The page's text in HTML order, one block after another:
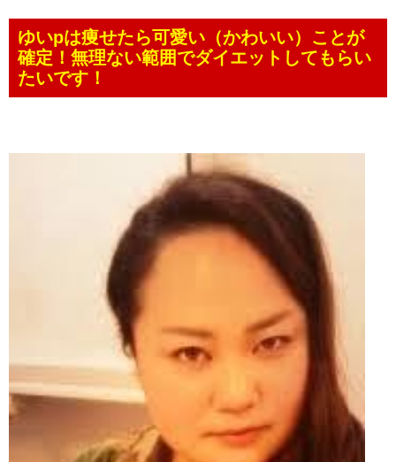
ゆいpは痩せたら可愛い（かわいい）ことが
確定！無理ない範囲でダイエットしてもらい
たいです！